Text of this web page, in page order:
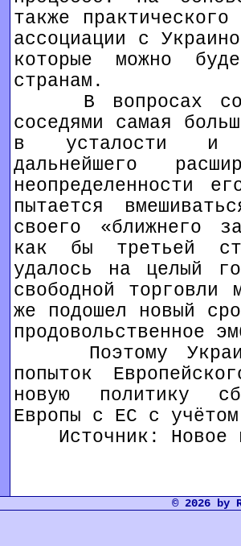
также
ассоциации с
которые можно
странам.
В вопросах
соседями самая
в усталости и
дальнейшего
неопределенности
пытается
своего «ближнего
как бы третьей
удалось на целый
свободной
же подошел новый
продовольственное
Поэтому
попыток
новую политику
Европы с ЕС с
Источник: Новое
© 2026 by